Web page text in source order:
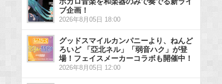
ブ企画！
2026年8月05日 18:00
グッドスマイルカンパニーより、ねんど
ろいど 「亞北ネル」「弱音ハク」が登
場！フェイスメーカーコラボも開催中！
2026年8月05日 12:00